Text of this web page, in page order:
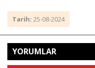
Tarih: 25-08-2024
YORUMLAR